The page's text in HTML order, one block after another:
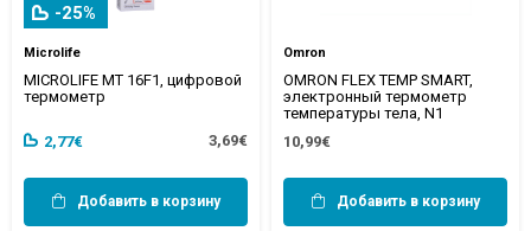
-25%
Microlife
MICROLIFE MT 16F1, цифровой
термометр
2,77€ 3,69€
Добавить в корзину
Omron
OMRON FLEX TEMP SMART,
электронный термометр
температуры тела, N1
10,99€
Добавить в корзину